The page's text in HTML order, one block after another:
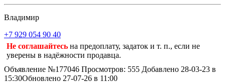
Владимир
+7 929 054 90 40
Не соглашайтесь на предоплату, задаток и т. п., если не
уверены в надёжности продавца.
Объявление №177046 Просмотров: 555 Добавлено 28-03-23 в
15:30Обновлено 27-07-26 в 11:00